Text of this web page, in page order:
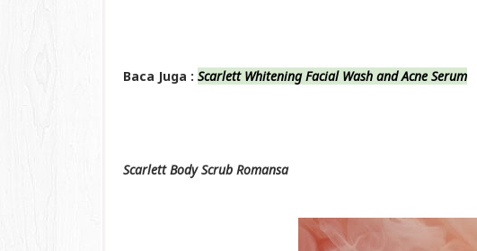
Baca Juga : Scarlett Whitening Facial Wash and Acne Serum
Scarlett Body Scrub Romansa